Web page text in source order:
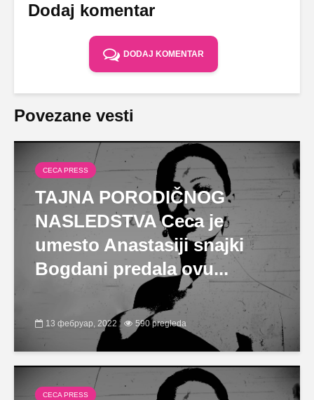
Dodaj komentar
DODAJ KOMENTAR
Povezane vesti
CECA PRESS
TAJNA PORODIČNOG
NASLEDSTVA Ceca je
umesto Anastasiji snajki
Bogdani predala ovu...
13 фебруар, 2022 590 pregleda
CECA PRESS